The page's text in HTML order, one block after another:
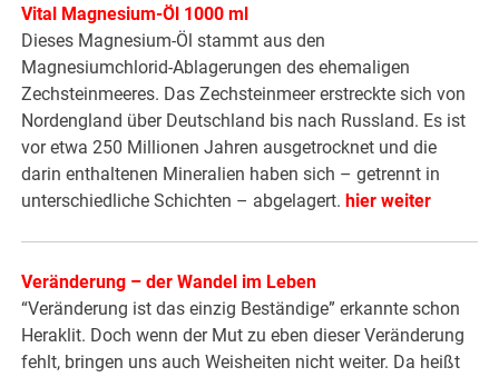
Vital Magnesium-Öl 1000 ml
Dieses Magnesium-Öl stammt aus den
Magnesiumchlorid-Ablagerungen des ehemaligen
Zechsteinmeeres. Das Zechsteinmeer erstreckte sich von
Nordengland über Deutschland bis nach Russland. Es ist
vor etwa 250 Millionen Jahren ausgetrocknet und die
darin enthaltenen Mineralien haben sich – getrennt in
unterschiedliche Schichten – abgelagert. hier weiter
Veränderung – der Wandel im Leben
“Veränderung ist das einzig Beständige” erkannte schon
Heraklit. Doch wenn der Mut zu eben dieser Veränderung
fehlt, bringen uns auch Weisheiten nicht weiter. Da heißt